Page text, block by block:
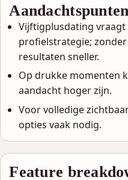
Aandachtspunten
Vijftigplusdating vraagt
profielstrategie;
resultaten sneller.
Op drukke momenten
aandacht hoger zijn.
Voor volledige
opties vaak nodig.
Feature